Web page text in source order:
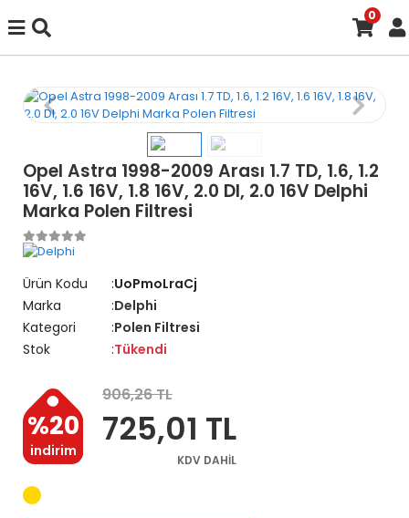
0
Opel Astra 1998-2009 Arası 1.7 TD, 1.6, 1.2
16V, 1.6 16V, 1.8 16V, 2.0 DI, 2.0 16V Delphi
Marka Polen Filtresi
Ürün Kodu
UoPmoLraCj
Marka
Delphi
Kategori
Polen Filtresi
Stok
Tükendi
%20
indirim
906,26 TL
725,01 TL
KDV DAHİL